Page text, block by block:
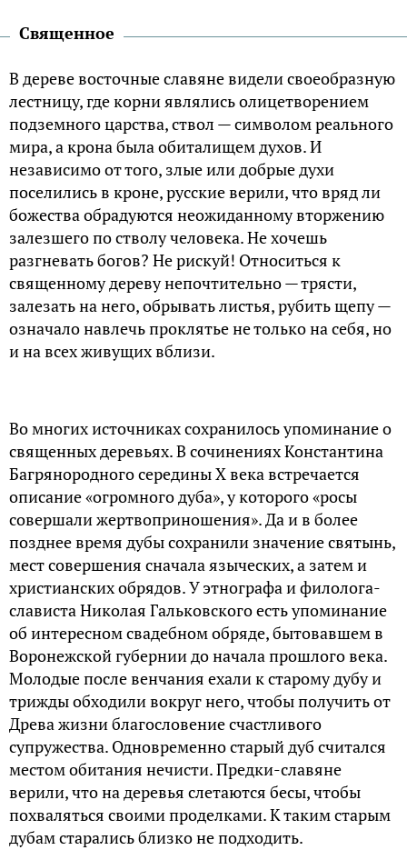
Священное
В дереве восточные славяне видели своеобразную
лестницу, где корни являлись олицетворением
подземного царства, ствол — символом реального
мира, а крона была обиталищем духов. И
независимо от того, злые или добрые духи
поселились в кроне, русские верили, что вряд ли
божества обрадуются неожиданному вторжению
залезшего по стволу человека. Не хочешь
разгневать богов? Не рискуй! Относиться к
священному дереву непочтительно — трясти,
залезать на него, обрывать листья, рубить щепу —
означало навлечь проклятье не только на себя, но
и на всех живущих вблизи.
Во многих источниках сохранилось упоминание о
священных деревьях. В сочинениях Константина
Багрянородного середины X века встречается
описание «огромного дуба», у которого «росы
совершали жертвоприношения». Да и в более
позднее время дубы сохранили значение святынь,
мест совершения сначала языческих, а затем и
христианских обрядов. У этнографа и филолога-
слависта Николая Гальковского есть упоминание
об интересном свадебном обряде, бытовавшем в
Воронежской губернии до начала прошлого века.
Молодые после венчания ехали к старому дубу и
трижды обходили вокруг него, чтобы получить от
Древа жизни благословение счастливого
супружества. Одновременно старый дуб считался
местом обитания нечисти. Предки-славяне
верили, что на деревья слетаются бесы, чтобы
похваляться своими проделками. К таким старым
дубам старались близко не подходить.